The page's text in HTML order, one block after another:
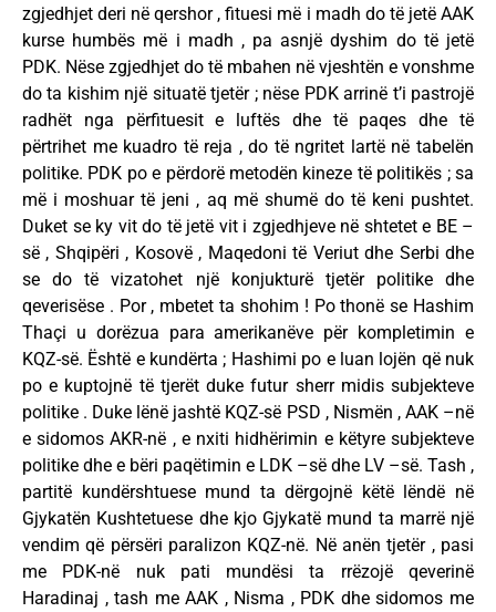
zgjedhjet deri në qershor , fituesi më i madh do të jetë AAK
kurse humbës më i madh , pa asnjë dyshim do të jetë
PDK. Nëse zgjedhjet do të mbahen në vjeshtën e vonshme
do ta kishim një situatë tjetër ; nëse PDK arrinë t’i pastrojë
radhët nga përfituesit e luftës dhe të paqes dhe të
përtrihet me kuadro të reja , do të ngritet lartë në tabelën
politike. PDK po e përdorë metodën kineze të politikës ; sa
më i moshuar të jeni , aq më shumë do të keni pushtet.
Duket se ky vit do të jetë vit i zgjedhjeve në shtetet e BE –
së , Shqipëri , Kosovë , Maqedoni të Veriut dhe Serbi dhe
se do të vizatohet një konjukturë tjetër politike dhe
qeverisëse . Por , mbetet ta shohim ! Po thonë se Hashim
Thaçi u dorëzua para amerikanëve për kompletimin e
KQZ-së. Është e kundërta ; Hashimi po e luan lojën që nuk
po e kuptojnë të tjerët duke futur sherr midis subjekteve
politike . Duke lënë jashtë KQZ-së PSD , Nismën , AAK –në
e sidomos AKR-në , e nxiti hidhërimin e këtyre subjekteve
politike dhe e bëri paqëtimin e LDK –së dhe LV –së. Tash ,
partitë kundërshtuese mund ta dërgojnë këtë lëndë në
Gjykatën Kushtetuese dhe kjo Gjykatë mund ta marrë një
vendim që përsëri paralizon KQZ-në. Në anën tjetër , pasi
me PDK-në nuk pati mundësi ta rrëzojë qeverinë
Haradinaj , tash me AAK , Nisma , PDK dhe sidomos me